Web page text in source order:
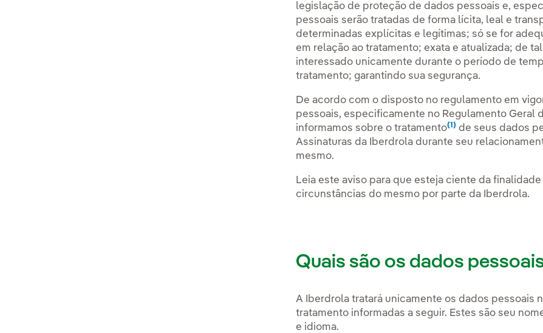
legislação de proteção de dados pessoais e,
pessoais serão tratadas de forma lícita, leal e
determinadas explícitas e legítimas; só se for
em relação ao tratamento; exata e atualizada; de
interessado unicamente durante o período de
tratamento; garantindo sua segurança.
De acordo com o disposto no regulamento em
pessoais, especificamente no Regulamento Geral
informamos sobre o tratamento(1) Nota
de seus dados
Assinaturas da Iberdrola durante seu
mesmo.
Leia este aviso para que esteja ciente da
circunstâncias do mesmo por parte da Iberdrola.
Quais são os dados
A Iberdrola tratará unicamente os dados pessoais
tratamento informadas a seguir. Estes são seu
e idioma.